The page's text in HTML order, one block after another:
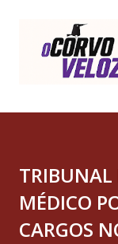
MÉDICO
CARGOS